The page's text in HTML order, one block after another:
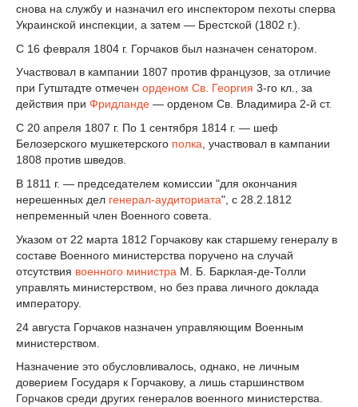
снова на службу и назначил его инспектором пехоты сперва
Украинской инспекции, а затем — Брестской (1802 г.).
С 16 февраля 1804 г. Горчаков был назначен сенатором.
Участвовал в кампании 1807 против французов, за отличие
при Гутштадте отмечен орденом Св. Георгия 3-го кл., за
действия при Фридланде — орденом Св. Владимира 2-й ст.
С 20 апреля 1807 г. По 1 сентября 1814 г. — шеф
Белозерского мушкетерского полка , участвовал в кампании
1808 против шведов.
В 1811 г. — председателем комиссии "для окончания
нерешенных дел генерал-аудиториата", с 28.2.1812
непременный член Военного совета.
Указом от 22 марта 1812 Горчакову как старшему генералу в
составе Военного министерства поручено на случай
отсутствия военного министра М. Б. Барклая-де-Толли
управлять министерством, но без права личного доклада
императору.
24 августа Горчаков назначен управляющим Военным
министерством.
Назначение это обусловливалось, однако, не личным
доверием Государя к Горчакову, а лишь старшинством
Горчаков среди других генералов военного министерства.